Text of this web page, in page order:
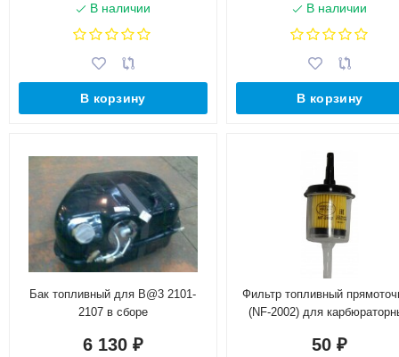
В наличии
В корзину
В наличии
В корзину
Бак топливный для B@3 2101-
2107 в сборе
6 130 ₽
Фильтр топливный
(NF-2002) для
(21080111701081)
50₽